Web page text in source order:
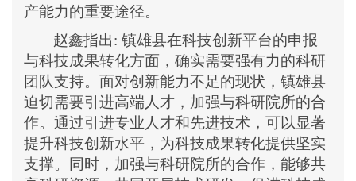
产能力的重要途径。
赵鑫指出: 镇雄县在科技创新平台的申报
与科技成果转化方面，确实需要强有力的科研
团队支持。面对创新能力不足的现状，镇雄县
迫切需要引进高端人才，加强与科研院所的合
作。通过引进专业人才和先进技术，可以显著
提升科技创新水平，为科技成果转化提供坚实
支撑。同时，加强与科研院所的合作，能够共